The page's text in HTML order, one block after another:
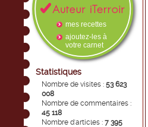
mes recettes
ajoutez-les à
votre carnet
Statistiques
Nombre de visites : 53 623
008
Nombre de commentaires :
45 118
Nombre d'articles : 7 395